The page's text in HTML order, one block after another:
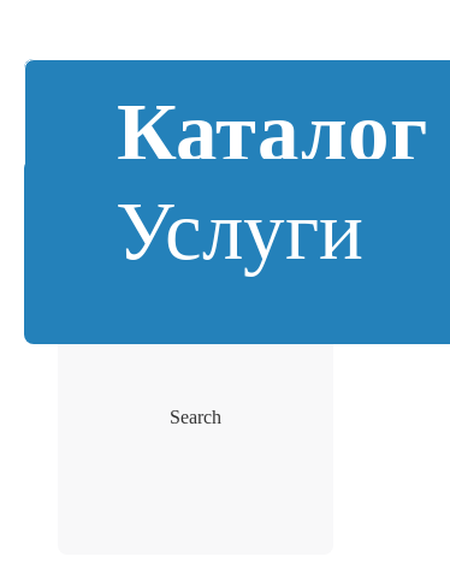
Каталог
Услуги
Search